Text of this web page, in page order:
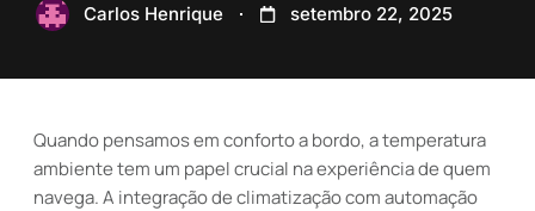
Carlos Henrique setembro 22, 2025
Quando pensamos em conforto a bordo, a temperatura
ambiente tem um papel crucial na experiência de quem
navega. A integração de climatização com automação